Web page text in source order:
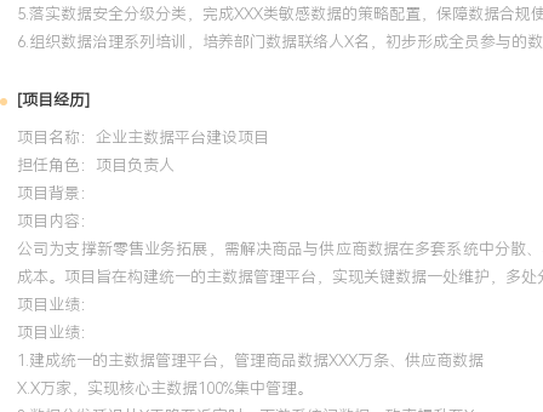
5.落实数据安全分级分类，完成XXX类敏感数据的策略配置，保障数据合规
6.组织数据治理系列培训，培养部门数据联络人X名，初步形成全员参与的
[项目经历]
项目名称：企业主数据平台建设项目
担任角色： 项目负责人
项目背景：
项目内容：
公司为支撑新零售业务拓展，需解决商品与供应商数据在多套系统中分散
成本。项目旨在构建统一的主数据管理平台，实现关键数据一处维护，多处
项目业绩：
项目业绩：
1.建成统一的主数据管理平台，管理商品数据XXX万条、供应商数据
X.X万家，实现核心主数据100%集中管理。